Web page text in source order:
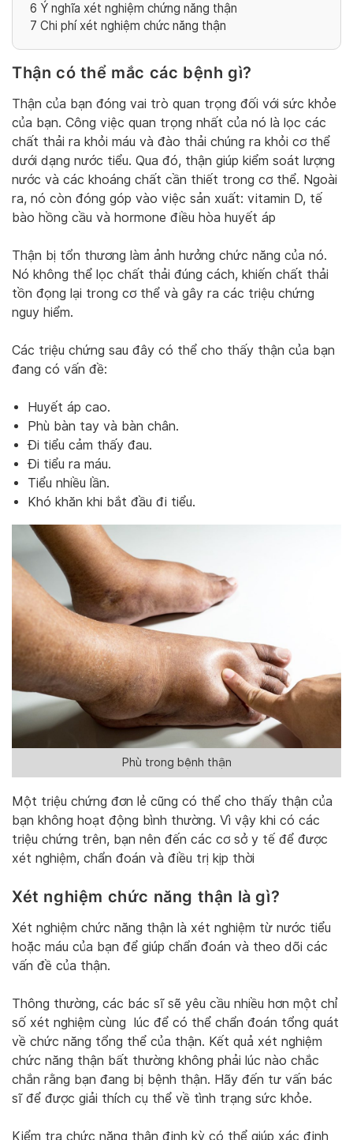
6 Ý nghĩa xét nghiệm chứng năng thận
7 Chi phí xét nghiệm chức năng thận
Thận có thể mắc các bệnh gì?
Thận của bạn đóng vai trò quan trọng đối với sức khỏe
của bạn. Công việc quan trọng nhất của nó là lọc các
chất thải ra khỏi máu và đào thải chúng ra khỏi cơ thể
dưới dạng nước tiểu. Qua đó, thận giúp kiểm soát lượng
nước và các khoáng chất cần thiết trong cơ thể. Ngoài
ra, nó còn đóng góp vào việc sản xuất: vitamin D, tế
bào hồng cầu và hormone điều hòa huyết áp
Thận bị tổn thương làm ảnh hưởng chức năng của nó.
Nó không thể lọc chất thải đúng cách, khiến chất thải
tồn đọng lại trong cơ thể và gây ra các triệu chứng
nguy hiểm.
Các triệu chứng sau đây có thể cho thấy thận của bạn
đang có vấn đề:
Huyết áp cao.
Phù bàn tay và bàn chân.
Đi tiểu cảm thấy đau.
Đi tiểu ra máu.
Tiểu nhiều lần.
Khó khăn khi bắt đầu đi tiểu.
Phù trong bệnh thận
Một triệu chứng đơn lẻ cũng có thể cho thấy thận của
bạn không hoạt động bình thường. Vì vậy khi có các
triệu chứng trên, bạn nên đến các cơ sở y tế để được
xét nghiệm, chẩn đoán và điều trị kịp thời
Xét nghiệm chức năng thận là gì?
Xét nghiệm chức năng thận là xét nghiệm từ nước tiểu
hoặc máu của bạn để giúp chẩn đoán và theo dõi các
vấn đề của thận.
Thông thường, các bác sĩ sẽ yêu cầu nhiều hơn một chỉ
số xét nghiệm cùng lúc để có thể chẩn đoán tổng quát
về chức năng tổng thể của thận. Kết quả xét nghiệm
chức năng thận bất thường không phải lúc nào chắc
chắn rằng bạn đang bị bệnh thận. Hãy đến tư vấn bác
sĩ để được giải thích cụ thể về tình trạng sức khỏe.
Kiểm tra chức năng thận định kỳ có thể giúp xác định